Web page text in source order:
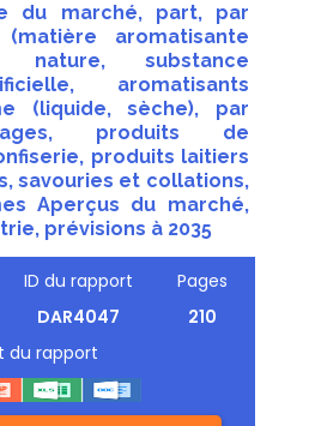
du marché, part, par
aromatisante
substance
aromatisants
(liquide, sèche), par
produits de
produits laitiers
savouries et collations,
Aperçus du marché,
prévisions à 2035
ID du rapport
DAR4047
Pages
210
du rapport